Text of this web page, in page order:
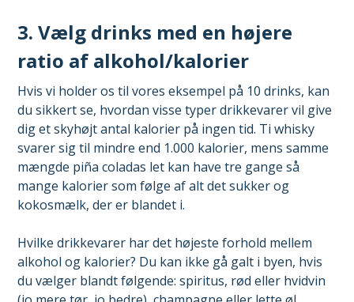
3. Vælg drinks med en højere
ratio af alkohol/kalorier
Hvis vi holder os til vores eksempel på 10 drinks, kan
du sikkert se, hvordan visse typer drikkevarer vil give
dig et skyhøjt antal kalorier på ingen tid. Ti whisky
svarer sig til mindre end 1.000 kalorier, mens samme
mængde piña coladas let kan have tre gange så
mange kalorier som følge af alt det sukker og
kokosmælk, der er blandet i.
Hvilke drikkevarer har det højeste forhold mellem
alkohol og kalorier? Du kan ikke gå galt i byen, hvis
du vælger blandt følgende: spiritus, rød eller hvidvin